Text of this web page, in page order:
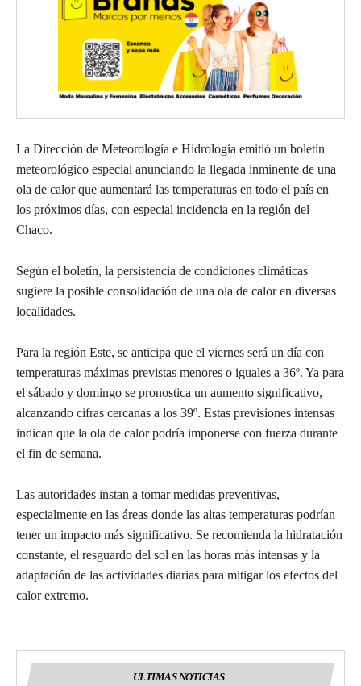
La Dirección de Meteorología e Hidrología emitió un boletín
meteorológico especial anunciando la llegada inminente de una
ola de calor que aumentará las temperaturas en todo el país en
los próximos días, con especial incidencia en la región del
Chaco.
Según el boletín, la persistencia de condiciones climáticas
sugiere la posible consolidación de una ola de calor en diversas
localidades.
Para la región Este, se anticipa que el viernes será un día con
temperaturas máximas previstas menores o iguales a 36º. Ya para
el sábado y domingo se pronostica un aumento significativo,
alcanzando cifras cercanas a los 39º. Estas previsiones intensas
indican que la ola de calor podría imponerse con fuerza durante
el fin de semana.
Las autoridades instan a tomar medidas preventivas,
especialmente en las áreas donde las altas temperaturas podrían
tener un impacto más significativo. Se recomienda la hidratación
constante, el resguardo del sol en las horas más intensas y la
adaptación de las actividades diarias para mitigar los efectos del
calor extremo.
ULTIMAS NOTICIAS